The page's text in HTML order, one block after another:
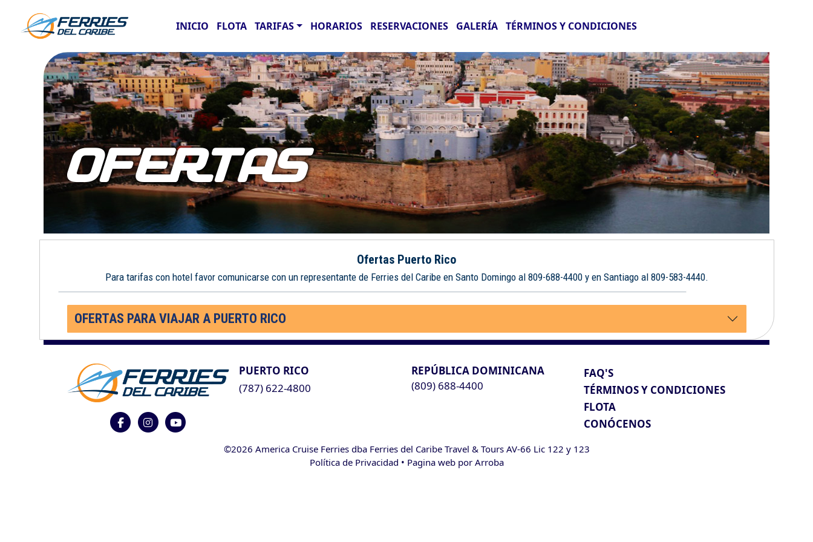
INICIO FLOTA TARIFAS HORARIOS RESERVACIONES GALERÍA TÉRMINOS Y CONDICIONES
OFERTAS
Ofertas Puerto Rico
Para tarifas con hotel favor comunicarse con un representante de Ferries del Caribe en Santo Domingo al 809-688-4400 y en Santiago al 809-583-4440.
OFERTAS PARA VIAJAR A PUERTO RICO
PUERTO RICO
(787) 622-4800
REPÚBLICA DOMINICANA
(809) 688-4400
FAQ'S
TÉRMINOS Y CONDICIONES
FLOTA
CONÓCENOS
©2026 America Cruise Ferries dba Ferries del Caribe Travel & Tours AV-66 Lic 122 y 123
Política de Privacidad • Pagina web por Arroba